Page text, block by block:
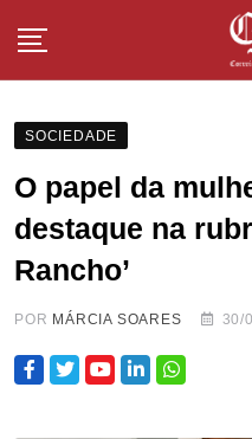
SOCIEDADE
O papel da
destaque na
Rancho’
POR MÁRCIA SOARES 30/